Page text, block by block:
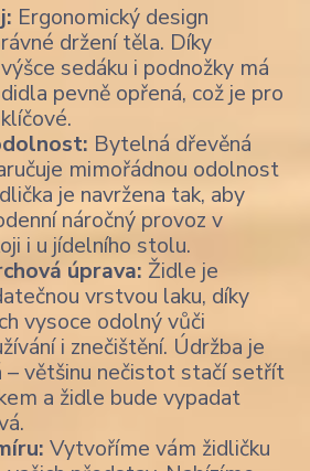
Ergonomický design
držení těla. Díky
sedáku i podnožky má
pevně opřená, což je pro
Bytelná dřevěná
mimořádnou odolnost
je navržena tak, aby
náročný provoz v
i u jídelního stolu.
úprava: Židle je
vrstvou laku, díky
vysoce odolný vůči
i znečištění. Údržba je
– většinu nečistot stačí setřít
a židle bude vypadat
Vytvoříme vám židličku